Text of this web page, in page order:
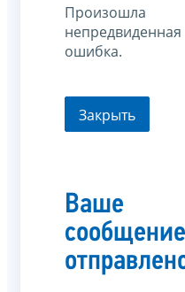
Произошла
непредвиденная
ошибка.
Закрыть
Ваше
сообщение